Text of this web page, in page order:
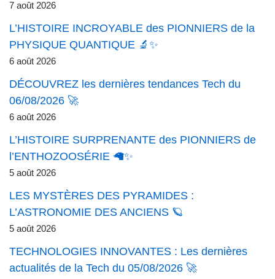
7 août 2026
L’HISTOIRE INCROYABLE des PIONNIERS de la
PHYSIQUE QUANTIQUE 🔬✨
6 août 2026
DÉCOUVREZ les dernières tendances Tech du
06/08/2026 🚀
6 août 2026
L’HISTOIRE SURPRENANTE des PIONNIERS de
l’ENTHOZOOSÉRIE 🦙✨
5 août 2026
LES MYSTÈRES DES PYRAMIDES :
L’ASTRONOMIE DES ANCIENS 🪐
5 août 2026
TECHNOLOGIES INNOVANTES : Les dernières
actualités de la Tech du 05/08/2026 🚀